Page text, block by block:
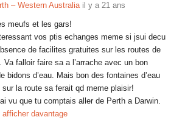
– Western Australia il y a 21 ans
meufs et les gars!
vos ptis echanges meme si jsui decu
de facilites gratuites sur les routes de
Va falloir faire sa a l’arrache avec un bon
bidons d’eau. Mais bon des fontaines d’eau
sur la route sa ferait qd meme plaisir!
vu que tu comptais aller de Perth a Darwin.
afficher davantage